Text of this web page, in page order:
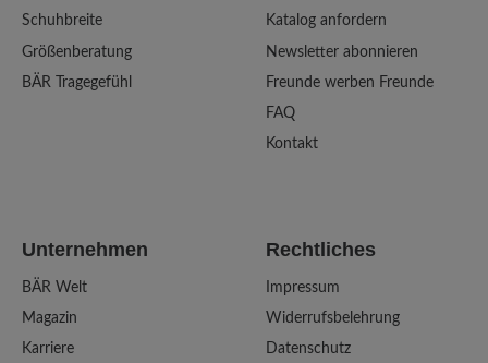
Schuhbreite
Größenberatung
BÄR Tragegefühl
Katalog anfordern
Newsletter abonnieren
Freunde werben Freunde
FAQ
Kontakt
Unternehmen
BÄR Welt
Magazin
Karriere
Rechtliches
Impressum
Widerrufsbelehrung
Datenschutz